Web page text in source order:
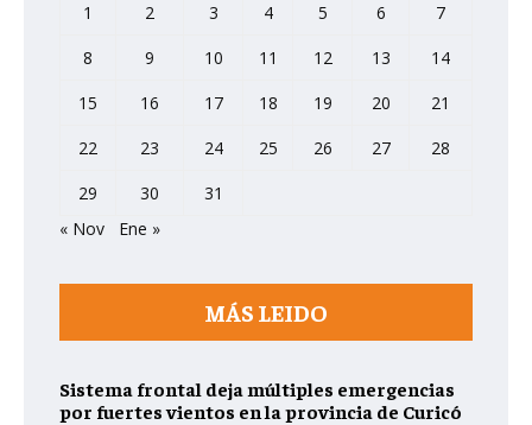
1 2 3 4 5 6
7
8
9 10 11 12 13
14
15
16 17 18 19 20
21
22
23 24 25 26 27
28
29
30
31
« Nov
Ene »
MÁS LEIDO
Sistema frontal deja múltiples emergencias
por fuertes vientos en la provincia de Curicó